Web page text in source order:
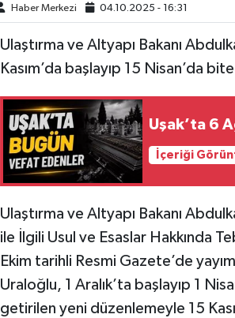
Haber Merkezi 04.10.2025 - 16:31
Ulaştırma ve Altyapı Bakanı
Kasım’da başlayıp 15 Nisan’da
Uşak’ta 6
İçeriği
Ulaştırma ve Altyapı Bakanı
ile İlgili Usul ve Esaslar Hakkında
Ekim tarihli Resmi Gazete’de
Uraloğlu, 1 Aralık’ta başlayıp 1
getirilen yeni düzenlemeyle 15